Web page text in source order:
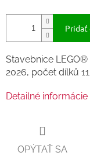
Pridať
Stavebnice
2026, počet dílků
Detailné informácie
OPÝTAŤ SA